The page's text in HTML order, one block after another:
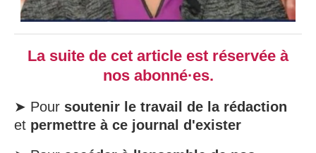
La suite de cet article est réservée à
nos abonné·es.
➤ Pour soutenir le travail de la rédaction
et permettre à ce journal d'exister